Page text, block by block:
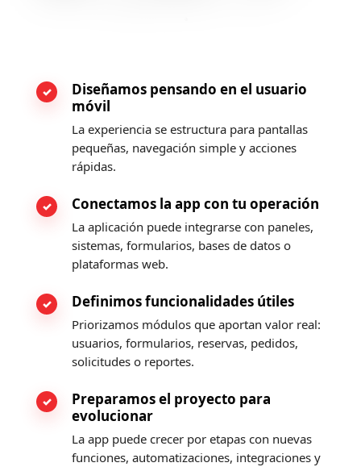
Diseñamos pensando en el usuario
móvil
La experiencia se estructura para pantallas
pequeñas, navegación simple y acciones
rápidas.
Conectamos la app con tu operación
La aplicación puede integrarse con paneles,
sistemas, formularios, bases de datos o
plataformas web.
Definimos funcionalidades útiles
Priorizamos módulos que aportan valor real:
usuarios, formularios, reservas, pedidos,
solicitudes o reportes.
Preparamos el proyecto para
evolucionar
La app puede crecer por etapas con nuevas
funciones, automatizaciones, integraciones y